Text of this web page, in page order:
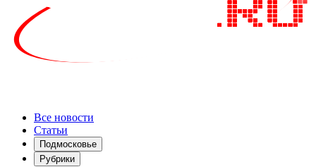
Все новости
Статьи
Подмосковье
Рубрики